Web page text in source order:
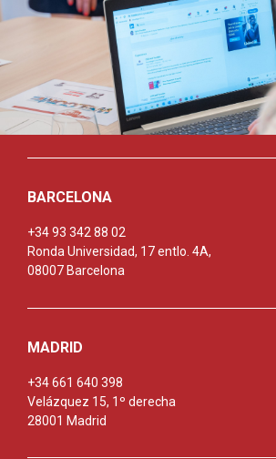
BARCELONA
+34 93 342 88 02
Ronda Universidad, 17 entlo. 4A,
08007 Barcelona
MADRID
+34 661 640 398
Velázquez 15, 1º derecha
28001 Madrid